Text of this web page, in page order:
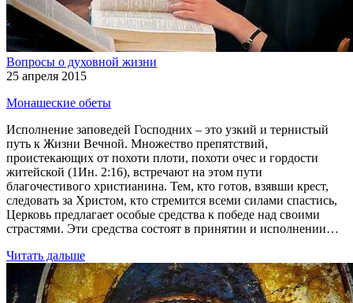
Вопросы о духовной жизни
25 апреля 2015
Монашеские обеты
Исполнение заповедей Господних – это узкий и тернистый
путь к Жизни Вечной. Множество препятствий,
проистекающих от похоти плоти, похоти очес и гордости
житейской (1Ин. 2:16), встречают на этом пути
благочестивого христианина. Тем, кто готов, взявши крест,
следовать за Христом, кто стремится всеми силами спастись,
Церковь предлагает особые средства к победе над своими
страстями. Эти средства состоят в принятии и исполнении…
Читать дальше